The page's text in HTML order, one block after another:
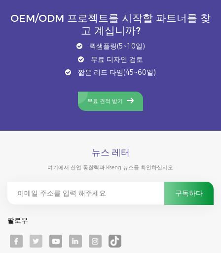
OEM/ODM 프로젝트를 시작할 파트너를 찾
고 계십니까?
퀵샘플링(5~10일)
무료 디자인 검토
짧은 리드 타임(45~60일)
무료 견적 받기
뉴스 레터
여기에서 산업 통찰력과 Kseng 뉴스를 확인하십시오.
팔로우